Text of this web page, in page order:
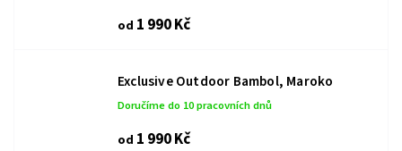
od 1 990 Kč
Exclusive Outdoor Bambol, Maroko
Doručíme do 10 pracovních dnů
od 1 990 Kč